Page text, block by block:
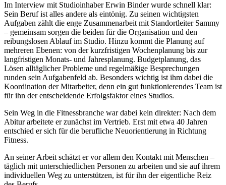
Im Interview mit Studioinhaber Erwin Binder wurde schnell klar:
Sein Beruf ist alles andere als eintönig. Zu seinen wichtigsten
Aufgaben zählt die enge Zusammenarbeit mit Standortleiter Sammy
– gemeinsam sorgen die beiden für die Organisation und den
reibungslosen Ablauf im Studio. Hinzu kommt die Planung auf
mehreren Ebenen: von der kurzfristigen Wochenplanung bis zur
langfristigen Monats- und Jahresplanung. Budgetplanung, das
Lösen alltäglicher Probleme und regelmäßige Besprechungen
runden sein Aufgabenfeld ab. Besonders wichtig ist ihm dabei die
Koordination der Mitarbeiter, denn ein gut funktionierendes Team ist
für ihn der entscheidende Erfolgsfaktor eines Studios.
Sein Weg in die Fitnessbranche war dabei kein direkter: Nach dem
Abitur arbeitete er zunächst im Vertrieb. Erst mit etwa 40 Jahren
entschied er sich für die berufliche Neuorientierung in Richtung
Fitness.
An seiner Arbeit schätzt er vor allem den Kontakt mit Menschen –
täglich mit unterschiedlichen Personen zu arbeiten und sie auf ihrem
individuellen Weg zu unterstützen, ist für ihn der eigentliche Reiz